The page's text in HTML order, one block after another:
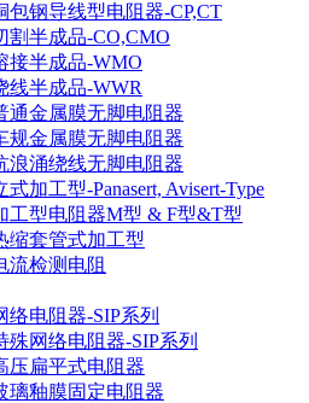
钢导线型电阻器-CP,CT
半成品-CO,CMO
半成品-WMO
半成品-WWR
金属膜无脚电阻器
金属膜无脚电阻器
涌绕线无脚电阻器
加工型-Panasert, Avisert-Type
型电阻器M型 & F型&T型
套管式加工型
检测电阻
电阻器-SIP系列
网络电阻器-SIP系列
扁平式电阻器
釉膜固定电阻器